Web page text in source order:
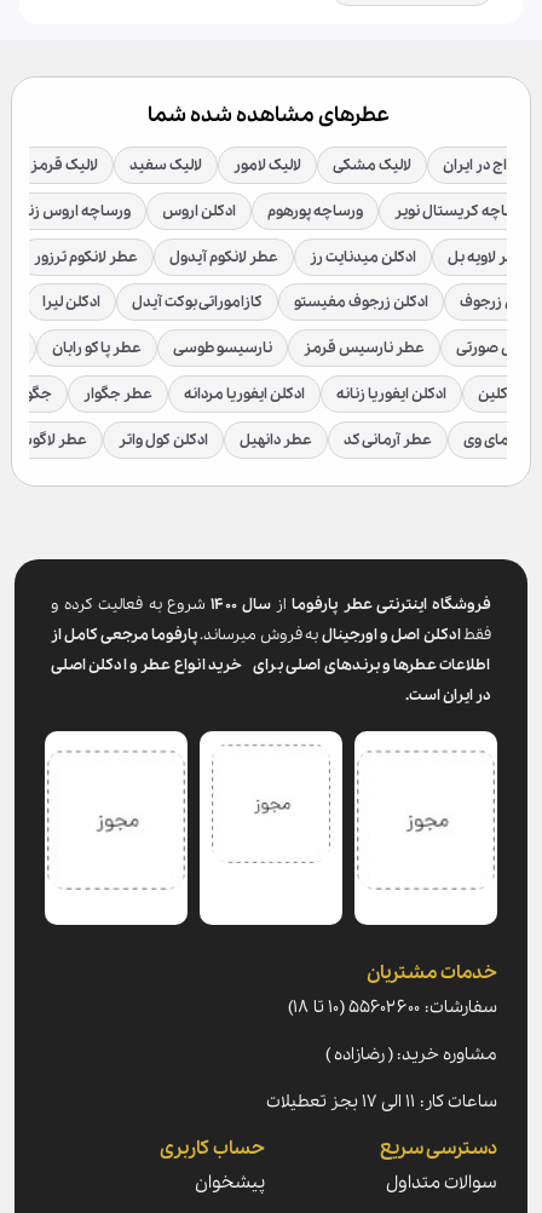
عطرهای مشاهده شده شما
آمواج در ایران لالیک مشکی لالیک لامور لالیک سفید لالیک قرمز
ورساچه کریستال نویر ورساچه پورهوم ادکلن اروس ورساچه اروس زنانه
عطر لاویه بل ادکلن میدنایت رز عطر لانکوم آیدول عطر لانکوم ترزور
ادکلن زرجوف ادکلن زرجوف مفیستو کازاموراتی بوکت آیدل ادکلن لیرا
صورتی عطر نارسیس قرمز نارسیسو طوسی عطر پاکو رابان
کلین ادکلن ایفوریا زنانه ادکلن ایفوریا مردانه عطر جگوار جگوار
عطر مای وی عطر آرمانی کد عطر دانهیل ادکلن کول واتر عطر لاگوست
فروشگاه اینترنتی عطر پارفوما از سال ۱۴۰۰
شروع به فعالیت کرده و
فقطادکلن اصل و اورجینالبه فروش میرساند.پارفومامرجعی کامل از
اطلاعات عطرها و برندهای اصلی برای خرید انواع عطر و ادکلن اصلی
در ایران است.
خدمات مشتریان
سفارشات: ۵۵۶۰۲۶۰۰ (۱۰ تا ۱۸)
مشاوره خرید: ( رضازاده )
ساعات کار: ۱۱ الی ۱۷ بجز تعطیلات
دسترسی سریع
سوالات متداول
حساب کاربری
پیشخوان